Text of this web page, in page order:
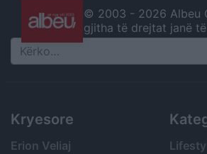
© 2003 - 2026 Albeu
gjitha të drejtat janë
Search
Kryesore
Erion Veliaj